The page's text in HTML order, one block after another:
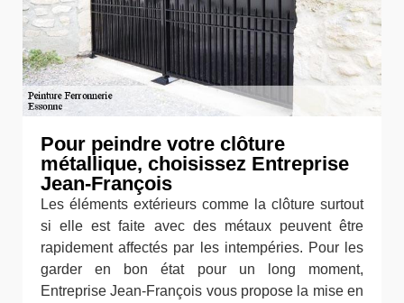
Pour peindre votre clôture
métallique, choisissez Entreprise
Jean-François
Les éléments extérieurs comme la clôture surtout
si elle est faite avec des métaux peuvent être
rapidement affectés par les intempéries. Pour les
garder en bon état pour un long moment,
Entreprise Jean-François vous propose la mise en